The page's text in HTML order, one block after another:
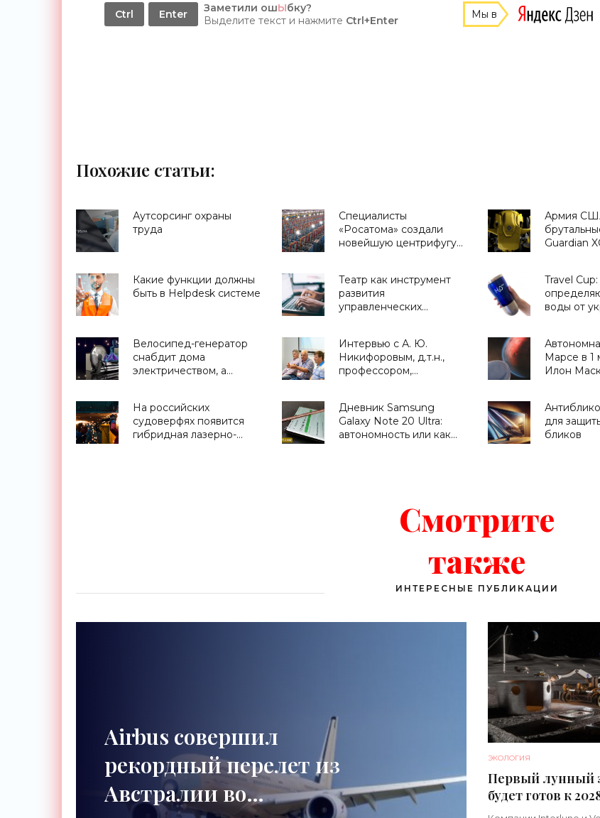
Ctrl Enter Заметили ошЫбку?
Выделите текст и нажмите Ctrl+Enter Мы в
Похожие статьи:
Аутсорсинг охраны
труда
Специалисты
«Росатома» создали
новейшую центрифугу
Армия
Guardian
Какие функции должны
быть в Helpdesk системе
Театр как инструмент
развития
управленческих
Travel
воды от
Велосипед-генератор
снабдит дома
электричеством, а
неисчерпаемым запасам
геотермальной энергии,
проект Billions in Change
Интервью с А. Ю.
Никифоровым, д.т.н.,
профессором,
экстремальной
прикладной
электроники НИЯУ
Марсе в 1
Илон
На российских
судоверфях появится
гибридная лазерно-
Дневник Samsung
Galaxy Note 20 Ultra:
автономность или как
для
бликов
Смотрите
также
ИНТЕРЕСНЫЕ ПУБЛИКАЦИИ
Airbus совершил
рекордный перелет из
Австралии во
ЭКОЛОГИЯ
Первый лунный
будет готов к
«Техника»